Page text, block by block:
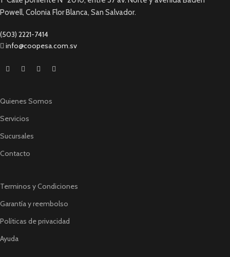
Powell, Colonia Flor Blanca, San Salvador.
(503) 2221-7414
info@coopesa.com.sv
Quienes Somos
Servicios
Sucursales
Contacto
Terminos y Condiciones
Garantía y reembolso
Políticas de privacidad
Ayuda